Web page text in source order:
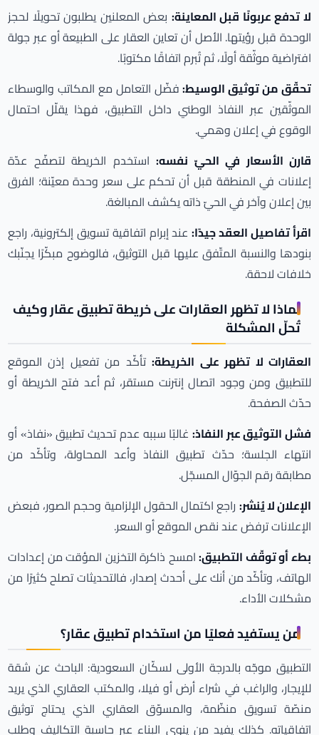
لا تدفع عربونًا قبل المعاينة: بعض المعلنين يطلبون تحويلًا لحجز
الوحدة قبل رؤيتها. الأصل أن تعاين العقار على الطبيعة أو عبر جولة
افتراضية موثّقة أولًا، ثم تُبرم اتفاقًا مكتوبًا.
تحقّق من توثيق الوسيط:فضّل التعامل مع المكاتب والوسطاء
الموثّقين عبر النفاذ الوطني داخل التطبيق، فهذا يقلّل احتمال
الوقوع في إعلان وهمي.
قارن الأسعار في الحيّ نفسه: استخدم الخريطة لتصفّح عدّة
إعلانات في المنطقة قبل أن تحكم على سعر وحدة معيّنة؛ الفرق
بين إعلان وآخر في الحيّ ذاته يكشف المبالغة.
اقرأ تفاصيل العقد جيدًا:عند إبرام اتفاقية تسويق إلكترونية، راجع
بنودها والنسبة المتّفق عليها قبل التوثيق، فالوضوح مبكّرًا يجنّبك
خلافات لاحقة.
لماذا لا تظهر العقارات على خريطة تطبيق عقار وكيف
تُحلّ المشكلة
العقارات لا تظهر على الخريطة:تأكّد من تفعيل إذن الموقع
للتطبيق ومن وجود اتصال إنترنت مستقر، ثم أعد فتح الخريطة أو
حدّث الصفحة.
فشل التوثيق عبر النفاذ: غالبًا سببه عدم تحديث تطبيق «نفاذ» أو
انتهاء الجلسة؛ حدّث تطبيق النفاذ وأعد المحاولة، وتأكّد من
مطابقة رقم الجوّال المسجّل.
الإعلان لا يُنشر: راجع اكتمال الحقول الإلزامية وحجم الصور، فبعض
الإعلانات ترفض عند نقص الموقع أو السعر.
بطء أو توقّف التطبيق:امسح ذاكرة التخزين المؤقت من إعدادات
الهاتف، وتأكّد من أنك على أحدث إصدار، فالتحديثات تصلح كثيرًا من
مشكلات الأداء.
من يستفيد فعليًا من استخدام تطبيق عقار؟
التطبيق موجّه بالدرجة الأولى لسكّان السعودية: الباحث عن شقة
للإيجار، والراغب في شراء أرض أو فيلا، والمكتب العقاري الذي يريد
منصّة تسويق منظّمة، والمسوّق العقاري الذي يحتاج توثيق
اتفاقياته. كذلك يفيد من ينوي البناء عبر حاسبة التكاليف وطلب